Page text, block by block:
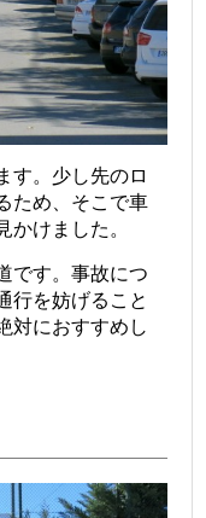
す。少し先のロ
ため、そこで車
かけました。
です。事故につ
行を妨げること
対におすすめし